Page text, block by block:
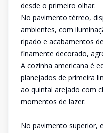
desde o primeiro olhar.
No pavimento térreo,
ambientes, com
ripado e acabamentos
finamente decorado,
A cozinha americana é
planejados de primeira
ao quintal arejado com
momentos de lazer.
No pavimento superior,